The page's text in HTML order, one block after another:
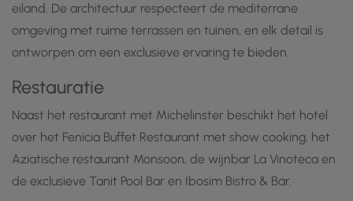
eiland. De architectuur respecteert de mediterrane
omgeving met ruime terrassen en tuinen, en elk detail is
ontworpen om een exclusieve ervaring te bieden.
Restauratie
Naast het restaurant met Michelinster beschikt het hotel
over het Fenicia Buffet Restaurant met show cooking, het
Aziatische restaurant Monsoon, de wijnbar La Vinoteca en
de exclusieve Tanit Pool Bar en Ibosim Bistro & Bar.